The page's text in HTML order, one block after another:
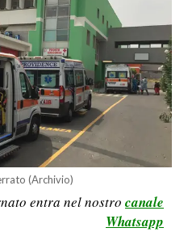
(Archivio)
entra nel nostro canale
Whatsapp